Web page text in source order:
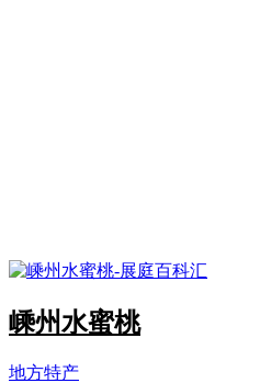
嵊州水蜜桃
地方特产